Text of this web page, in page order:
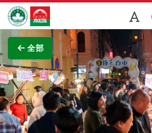
跳至主内容
澳门特别行政区政府旅游局
全部
查看原图